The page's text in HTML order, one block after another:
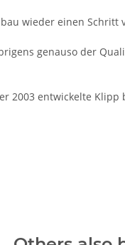
wieder einen Schritt
genauso der
2003 entwickelte